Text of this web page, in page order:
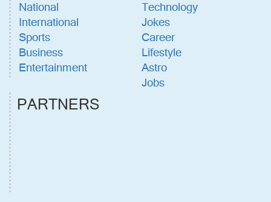
National
International
Sports
Business
Entertainment
Technology
Jokes
Career
Lifestyle
Astro
Jobs
PARTNERS